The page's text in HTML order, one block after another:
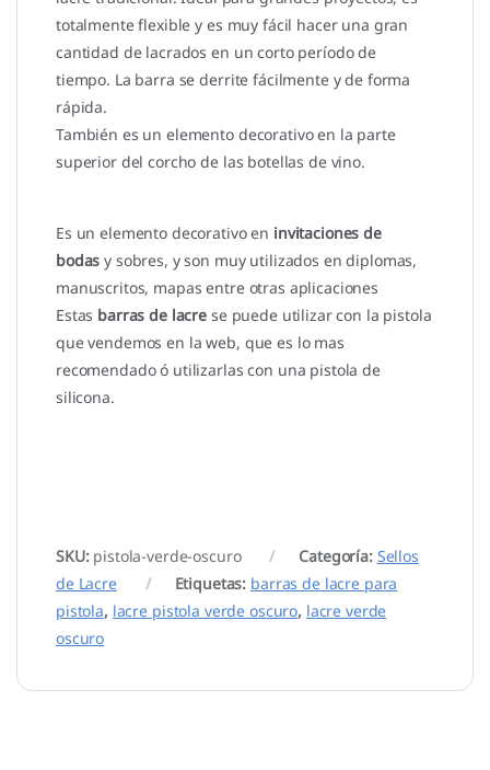
totalmente flexible y es muy fácil hacer una gran
cantidad de lacrados en un corto período de
tiempo. La barra se derrite fácilmente y de forma
rápida.
También es un elemento decorativo en la parte
superior del corcho de las botellas de vino.
Es un elemento decorativo en invitaciones de
bodas y sobres, y son muy utilizados en diplomas,
manuscritos, mapas entre otras aplicaciones
Estas barras de lacre se puede utilizar con la pistola
que vendemos en la web, que es lo mas
recomendado ó utilizarlas con una pistola de
silicona.
SKU: pistola-verde-oscuro Categoría: Sellos
de Lacre
Etiquetas: barras de lacre para
pistola, lacre pistola verde oscuro, lacre verde
oscuro